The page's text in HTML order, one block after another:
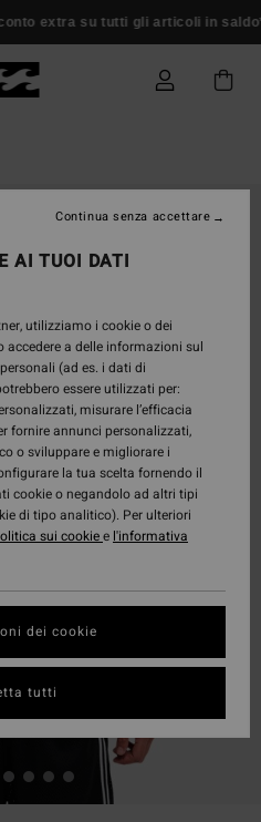
extra su tutti gli articoli in saldo*
AI TUOI DATI
utilizziamo i cookie o dei
a delle informazioni sul
(ad es. i dati di
essere utilizzati per:
misurare l’efficacia
fornire annunci personalizzati,
o sviluppare e migliorare i
la tua scelta fornendo il
cookie o negandolo ad altri tipi
di tipo analitico). Per ulteriori
sui cookiee l'informativa
dei cookie
Continua senza accettare
tutti